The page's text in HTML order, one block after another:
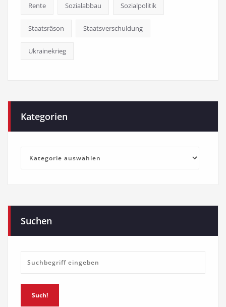
Rente Sozialabbau Sozialpolitik
Staatsräson Staatsverschuldung
Ukrainekrieg
Kategorien
Kategorien
Suchen
Such!